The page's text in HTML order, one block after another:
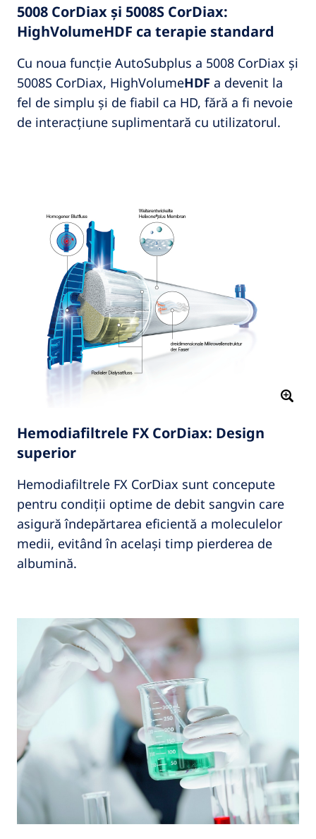
5008 CorDiax și 5008S CorDiax:
HighVolumeHDF ca terapie standard
Cu noua funcție AutoSubplus a 5008 CorDiax și
5008S CorDiax, HighVolumeHDF a devenit la
fel de simplu și de fiabil ca HD, fără a fi nevoie
de interacțiune suplimentară cu utilizatorul.
Hemodiafiltrele FX CorDiax: Design
superior
Hemodiafiltrele FX CorDiax sunt concepute
pentru condiții optime de debit sangvin care
asigură îndepărtarea eficientă a moleculelor
medii, evitând în același timp pierderea de
albumină.